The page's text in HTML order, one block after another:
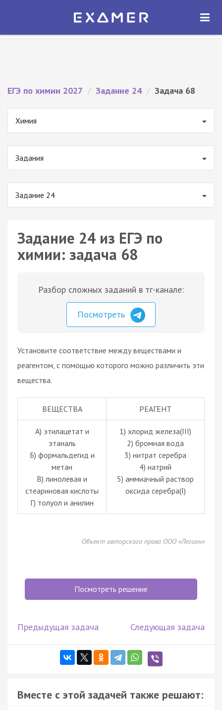
Экзамер — ЕГЭ 2027
ОТКРЫТЬ
ЕГЭ по химии 2027 / Задание 24 / Задача 68
Химия
Задания
Задание 24
Задание 24 из ЕГЭ по
химии: задача 68
Разбор сложных заданий в тг-канале:
Посмотреть
Установите соответствие между веществами и
реагентом, с помощью которого можно различить эти
вещества.
ВЕЩЕСТВА РЕАГЕНТ
А) этилацетат и
этаналь
Б) формальдегид и
метан
В) линолевая и
стеариновая кислоты
Г) толуол и анилин
1) хлорид железа(III)
2) бромная вода
3) нитрат серебра
4) натрий
5) аммиачный раствор
оксида серебра(I)
Объект авторского права ООО «Легион»
Посмотреть решение
Предыдущая задача Следующая задача
Вместе с этой задачей также решают: